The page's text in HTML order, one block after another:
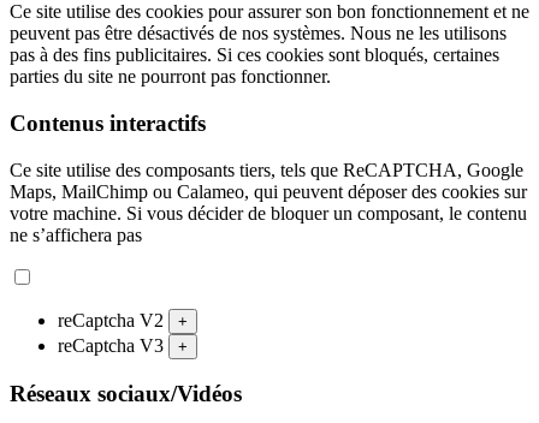
Ce site utilise des cookies pour assurer son bon fonctionnement et ne
peuvent pas être désactivés de nos systèmes. Nous ne les utilisons
pas à des fins publicitaires. Si ces cookies sont bloqués, certaines
parties du site ne pourront pas fonctionner.
Contenus interactifs
Ce site utilise des composants tiers, tels que ReCAPTCHA, Google
Maps, MailChimp ou Calameo, qui peuvent déposer des cookies sur
votre machine. Si vous décider de bloquer un composant, le contenu
ne s’affichera pas
reCaptcha V2 +
reCaptcha V3 +
Réseaux sociaux/Vidéos